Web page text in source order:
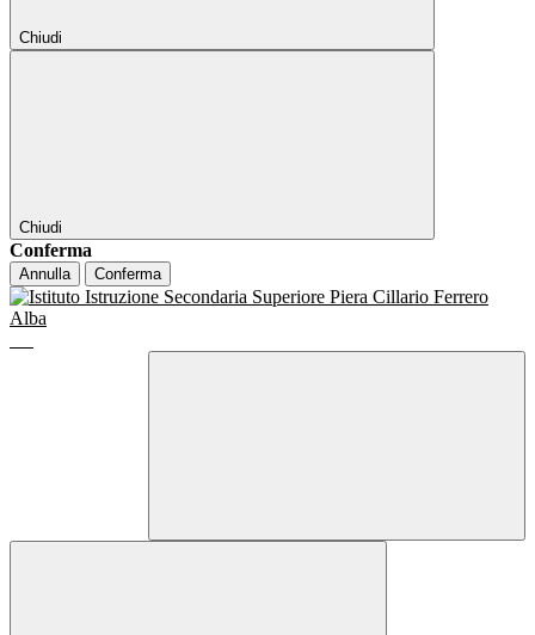
Chiudi
Chiudi
Conferma
Annulla Conferma